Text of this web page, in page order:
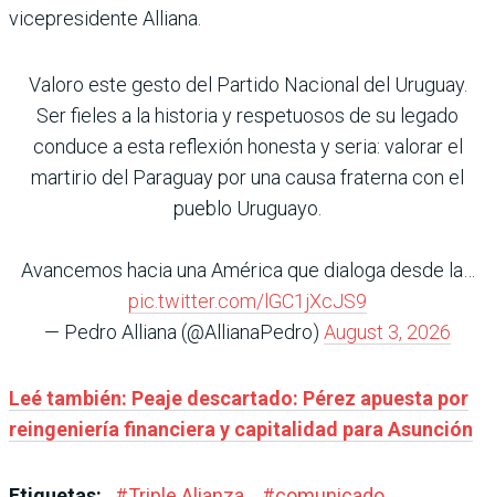
vicepresidente Alliana.
Valoro este gesto del Partido Nacional del Uruguay.
Ser fieles a la historia y respetuosos de su legado
conduce a esta reflexión honesta y seria: valorar el
martirio del Paraguay por una causa fraterna con el
pueblo Uruguayo.
Avancemos hacia una América que dialoga desde la…
pic.twitter.com/lGC1jXcJS9
— Pedro Alliana (@AllianaPedro) August 3, 2026
Leé también: Peaje descartado: Pérez apuesta por
reingeniería financiera y capitalidad para Asunción